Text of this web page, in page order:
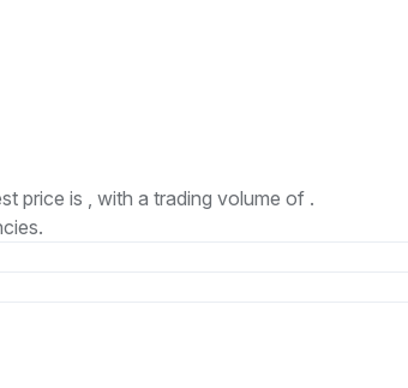
price is , with a trading volume of .